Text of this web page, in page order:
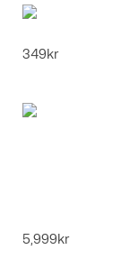
349 kr
5,999 kr